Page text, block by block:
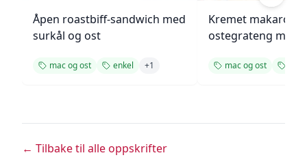
Åpen roastbiff-sandwich med
surkål og ost
mac og ost enkel +1
Kremet makaroni-
ostegrateng med
mac og ost
← Tilbake til alle oppskrifter